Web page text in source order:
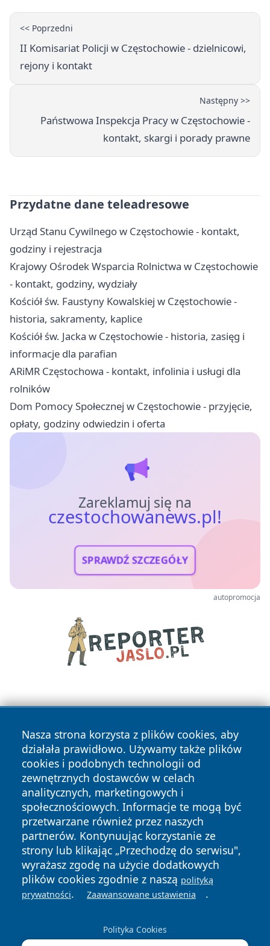
<< Poprzedni
II Komisariat Policji w Częstochowie - dzielnicowi,
rejony i kontakt
Następny >>
Państwowa Inspekcja Pracy w Częstochowie -
kontakt, skargi i porady prawne
Przydatne dane teleadresowe
Urząd Stanu Cywilnego w Częstochowie - kontakt,
godziny i rejestracja
Krajowy Ośrodek Wsparcia Rolnictwa w Częstochowie
- kontakt, godziny, wydziały
Kościół św. Faustyny Kowalskiej w Częstochowie -
historia, sakramenty, kaplice
Kościół św. Jacka w Częstochowie - historia, zasięg i
informacje dla parafian
ARiMR Częstochowa - kontakt, infolinia i usługi dla
rolników
Dom Pomocy Społecznej w Częstochowie - przyjęcie,
opłaty, godziny odwiedzin i oferta
Zareklamuj się na
czestochowanews.pl!
SPRAWDŹ SZCZEGÓŁY
autopromocja
Nasza strona korzysta z plików cookies, aby
działała prawidłowo. Używamy także plików
cookies i podobnych technologii od
zewnętrznych dostawców w celach
analitycznych, marketingowych i
społecznościowych. Informacje te mogą być
przetwarzane również przez naszych
partnerów. Kontynuując korzystanie ze
strony lub klikając „Przechodzę do serwisu",
wyrażasz zgodę na użycie dodatkowych
plików cookies zgodnie z naszą polityką
prywatności. Zaawansowane ustawienia .
Polityka Cookies
Copyright © 2026 czestochowanews.pl Wszystkie prawa
zastrzeżone.
News Autorzy
Polityka
Prywatności
Polityka
Cookies
cześć